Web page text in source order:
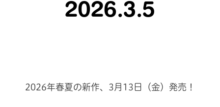
Posted
2026.3.5
2026年春夏の新作、3月13日（金）発売！